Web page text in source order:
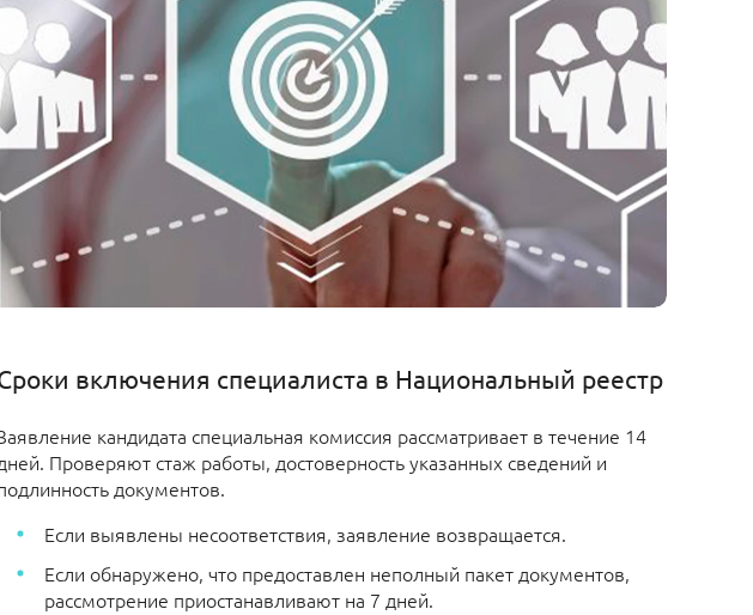
включения специалиста в Национальный реестр
кандидата специальная комиссия рассматривает в течение 14
Проверяют стаж работы, достоверность указанных сведений и
документов.
Если выявлены несоответствия, заявление возвращается.
Если обнаружено, что предоставлен неполный пакет документов,
рассмотрение приостанавливают на 7 дней.